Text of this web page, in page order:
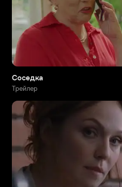
Соседка
Трейлер